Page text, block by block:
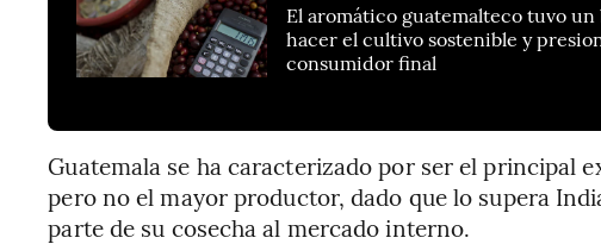
El aromático guatemalteco tuvo
hacer el cultivo sostenible y
consumidor final
Guatemala se ha caracterizado por ser el principal
pero no el mayor productor, dado que lo supera
parte de su cosecha al mercado interno.